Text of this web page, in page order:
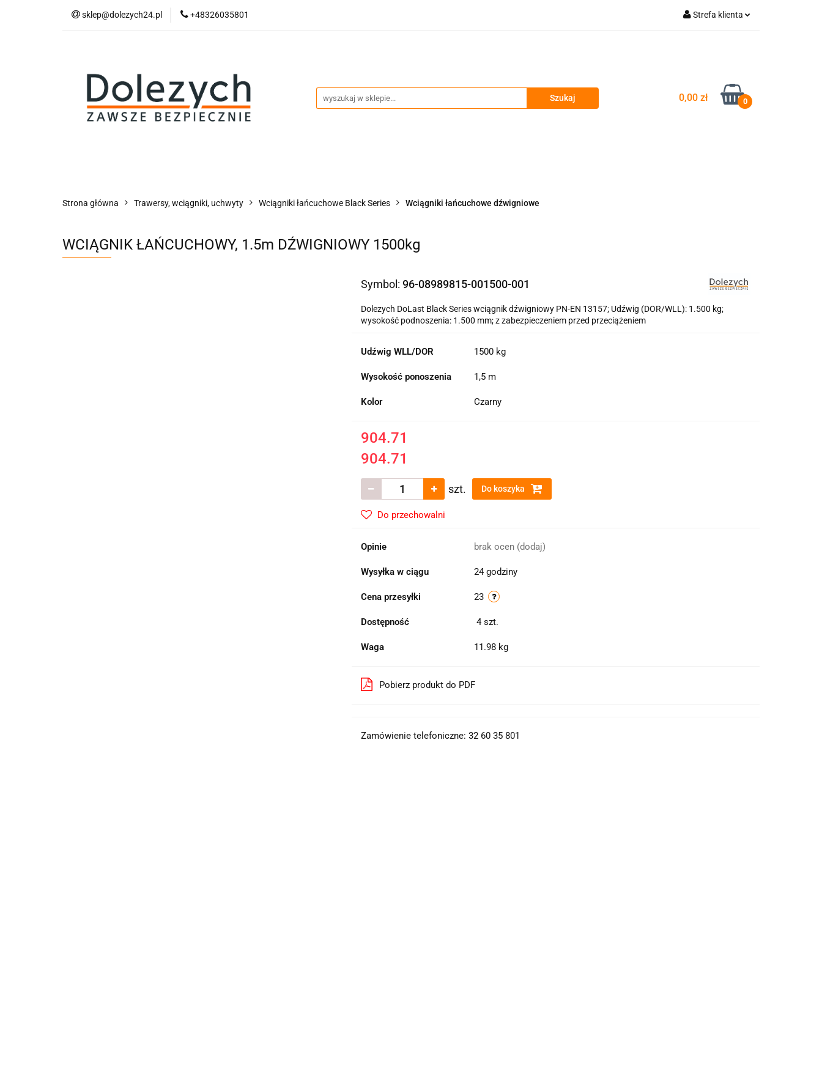
sklep@dolezych24.pl +48326035801 Strefa klienta
Dodaj zgłoszenie
Zgody cookies
0,00 zł 0
Technika mocowania
Strona główna Trawersy, wciągniki, uchwyty Wciągniki łańcuchowe Black Series Wciągniki łańcuchowe dźwigniowe
WCIĄGNIK ŁAŃCUCHOWY, 1.5m DŹWIGNIOWY 1500kg
Symbol: 96-08989815-001500-001
Dolezych DoLast Black Series wciągnik dźwigniowy PN-EN 13157; Udźwig (DOR/WLL): 1.500 kg;
wysokość podnoszenia: 1.500 mm; z zabezpieczeniem przed przeciążeniem
Udźwig WLL/DOR 1500 kg
Wysokość ponoszenia 1,5 m
Kolor Czarny
904.71
904.71
szt. Do koszyka
Do przechowalni
Opinie brak ocen (dodaj)
Wysyłka w ciągu 24 godziny
Cena przesyłki 23
Dostępność 4 szt.
Waga 11.98 kg
Pobierz produkt do PDF
Zamówienie telefoniczne: 32 60 35 801